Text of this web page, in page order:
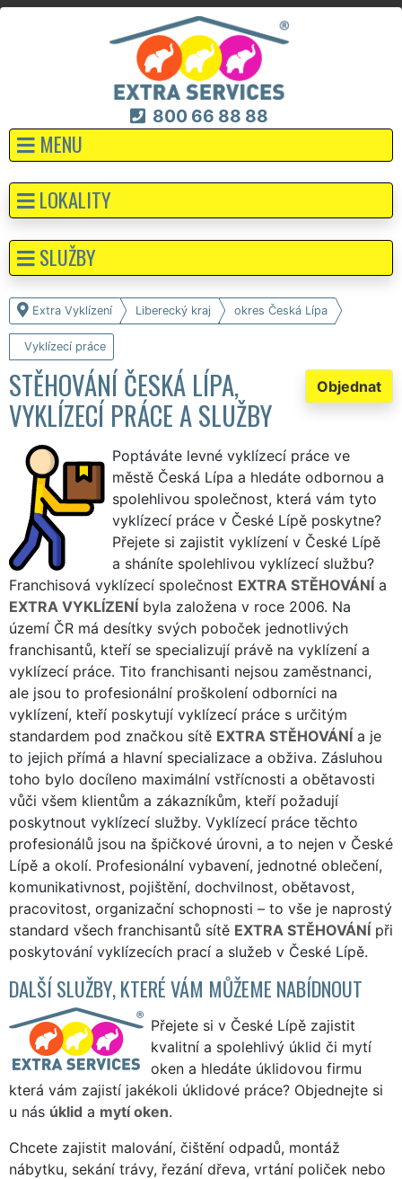
800 66 88 88
MENU
Extra Vyklízení Liberecký kraj okres Česká Lípa
Vyklízecí práce
Objednat
STĚHOVÁNÍ ČESKÁ LÍPA,
VYKLÍZECÍ PRÁCE A SLUŽBY
Poptáváte levné vyklízecí práce ve
městě Česká Lípa a hledáte odbornou a
spolehlivou společnost, která vám tyto
vyklízecí práce v České Lípě poskytne?
Přejete si zajistit vyklízení v České Lípě
a sháníte spolehlivou vyklízecí službu?
Franchisová vyklízecí společnost EXTRA STĚHOVÁNÍ a
EXTRA VYKLÍZENÍ byla založena v roce 2006. Na
území ČR má desítky svých poboček jednotlivých
franchisantů, kteří se specializují právě na vyklízení a
vyklízecí práce. Tito franchisanti nejsou zaměstnanci,
ale jsou to profesionální proškolení odborníci na
vyklízení, kteří poskytují vyklízecí práce s určitým
standardem pod značkou sítě EXTRA STĚHOVÁNÍ a je
to jejich přímá a hlavní specializace a obživa. Zásluhou
toho bylo docíleno maximální vstřícnosti a obětavosti
vůči všem klientům a zákazníkům, kteří požadují
poskytnout vyklízecí služby. Vyklízecí práce těchto
profesionálů jsou na špičkové úrovni, a to nejen v České
Lípě a okolí. Profesionální vybavení, jednotné oblečení,
komunikativnost, pojištění, dochvilnost, obětavost,
pracovitost, organizační schopnosti – to vše je naprostý
standard všech franchisantů sítě EXTRA STĚHOVÁNÍ při
poskytování vyklízecích prací a služeb v České Lípě.
DALŠÍ SLUŽBY, KTERÉ VÁM MŮŽEME NABÍDNOUT
Přejete si v České Lípě zajistit
kvalitní a spolehlivý úklid či mytí
oken a hledáte úklidovou firmu
která vám zajistí jakékoli úklidové práce? Objednejte si
u nás úklid a mytí oken.
Chcete zajistit malování, čištění odpadů, montáž
nábytku, sekání trávy, řezání dřeva, vrtání poliček nebo
LOKALITY
SLUŽBY